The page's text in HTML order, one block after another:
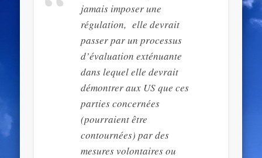
jamais imposer une
régulation, elle devrait
passer par un processus
d’évaluation exténuante
dans lequel elle devrait
démontrer aux US que ces
parties concernées
(pourraient être
contournées) par des
mesures volontaires ou